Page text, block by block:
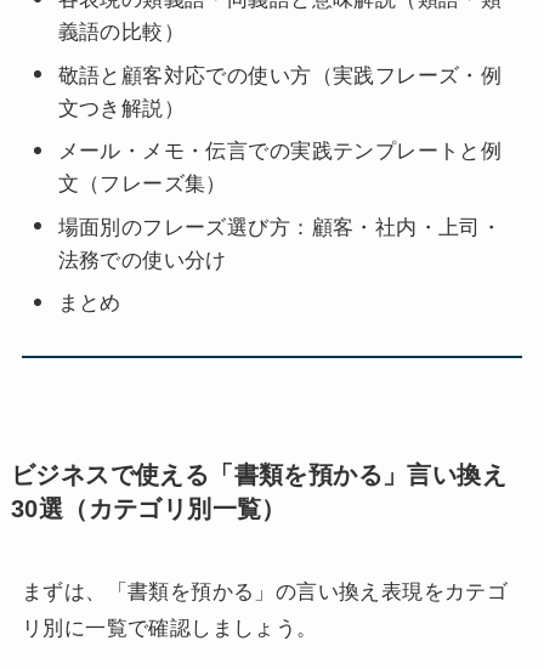
義語の比較）
敬語と顧客対応での使い方（実践フレーズ・例
文つき解説）
メール・メモ・伝言での実践テンプレートと例
文（フレーズ集）
場面別のフレーズ選び方：顧客・社内・上司・
法務での使い分け
まとめ
ビジネスで使える「書類を預かる」言い換え
30選（カテゴリ別一覧）
まずは、「書類を預かる」の言い換え表現をカテゴ
リ別に一覧で確認しましょう。